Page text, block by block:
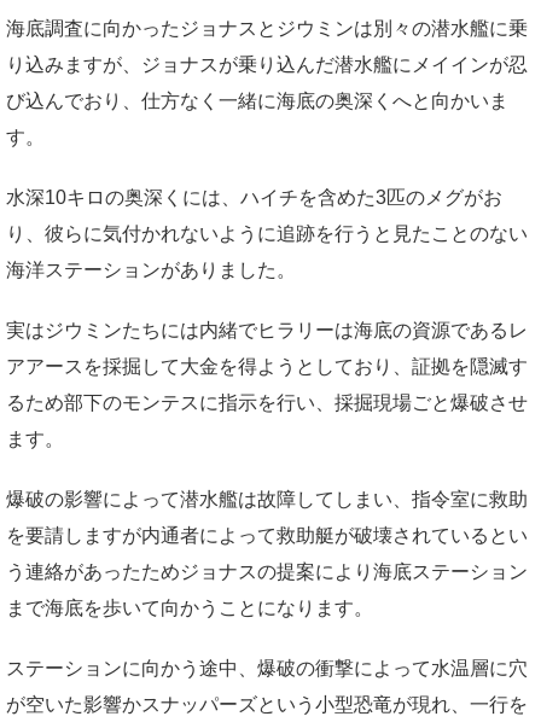
海底調査に向かったジョナスとジウミンは別々の潜水艦に乗
り込みますが、ジョナスが乗り込んだ潜水艦にメイインが忍
び込んでおり、仕方なく一緒に海底の奥深くへと向かいま
す。
水深10キロの奥深くには、ハイチを含めた3匹のメグがお
り、彼らに気付かれないように追跡を行うと見たことのない
海洋ステーションがありました。
実はジウミンたちには内緒でヒラリーは海底の資源であるレ
アアースを採掘して大金を得ようとしており、証拠を隠滅す
るため部下のモンテスに指示を行い、採掘現場ごと爆破させ
ます。
爆破の影響によって潜水艦は故障してしまい、指令室に救助
を要請しますが内通者によって救助艇が破壊されているとい
う連絡があったためジョナスの提案により海底ステーション
まで海底を歩いて向かうことになります。
ステーションに向かう途中、爆破の衝撃によって水温層に穴
が空いた影響かスナッパーズという小型恐竜が現れ、一行を